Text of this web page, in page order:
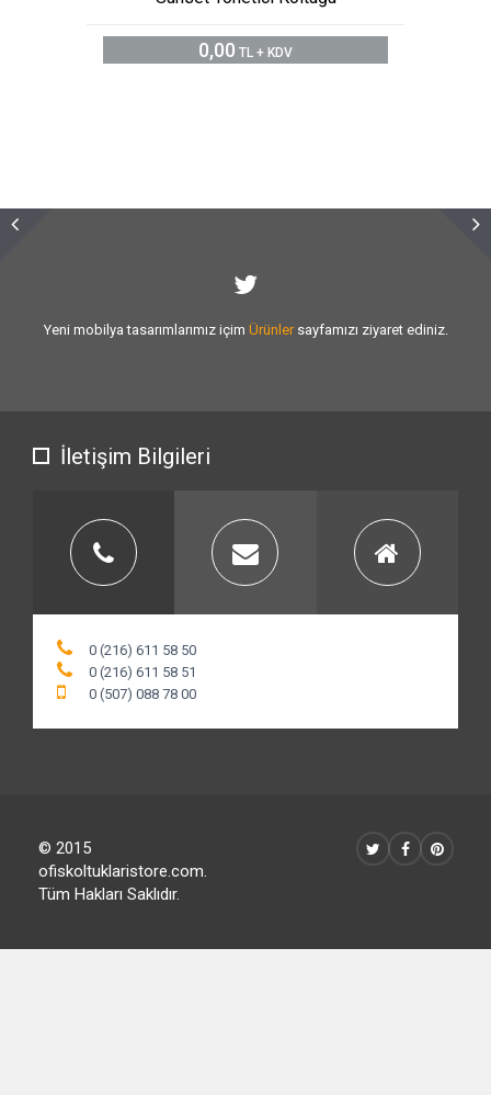
0,00 TL + KDV
Sizlere vermiş olduğumuzhizmet kalitesiniartırmak için var gücümüzle
İletişim Bilgileri
0 (216) 611 58 50
0 (216) 611 58 51
© 2015
ofiskoltuklaristore.com.